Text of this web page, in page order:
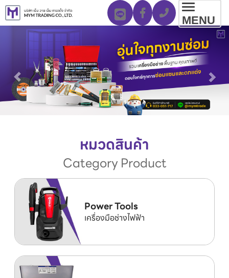
MENU
หมวดสินค้า
Category Product
Power Tools
เครื่องมือช่างไฟฟ้า